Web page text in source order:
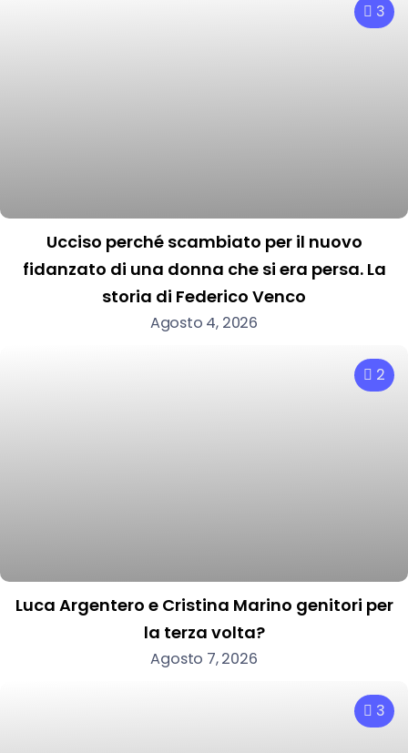
3
Ucciso perché scambiato per il nuovo
fidanzato di una donna che si era persa. La
storia di Federico Venco
Agosto 4, 2026
2
Luca Argentero e Cristina Marino genitori per
la terza volta?
Agosto 7, 2026
3